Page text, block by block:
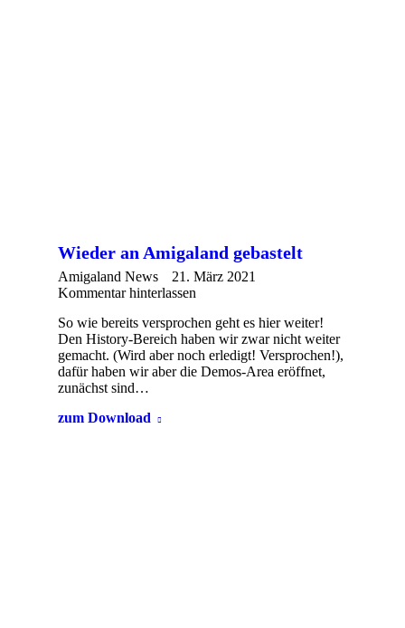
Wieder an Amigaland gebastelt
Amigaland News
21. März 2021
Kommentar hinterlassen
So wie bereits versprochen geht es hier weiter!
Den History-Bereich haben wir zwar nicht weiter
gemacht. (Wird aber noch erledigt! Versprochen!),
dafür haben wir aber die Demos-Area eröffnet,
zunächst sind…
zum Download